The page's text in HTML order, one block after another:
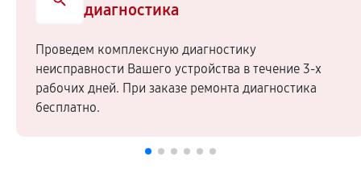
диагностика
Проведем комплексную диагностику
неисправности Вашего устройства в течение 3-х
рабочих дней. При заказе ремонта диагностика
бесплатно.